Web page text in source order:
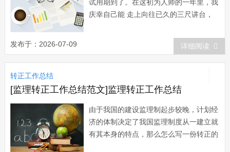
试用期到了。在这初为人师的一年里，我
庆幸自己能 走上向往已久的三尺讲台，
正适 应了学校正常的教育教学生活，融
入到太和中学这个大家庭中。一年来，
在学校领导和同事们的帮助下，我无论是
学习能力、教学能力还是专业水 平都得
到较明显的提...
发布于：2026-07-09 详细阅读
转正工作总结
[监理转正工作总结范文]监理转正工作总结
由于我国的建设监理制起步较晚，计划经
济的体制决定了我国监理制度从一建立就
有其本身的特点，那么怎么写一份转正的